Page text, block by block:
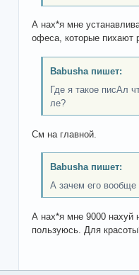
А нах*я мне
офеса, которые пихают
Babusha пишет:
Где я такое писАл
ле?
См на главной.
Babusha пишет:
А зачем его вообще
А нах*я мне 9000 нахуй
пользуюсь. Для